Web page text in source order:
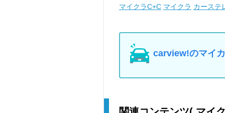
マイクラC+C マイクラ カーステ
carview!のマイ